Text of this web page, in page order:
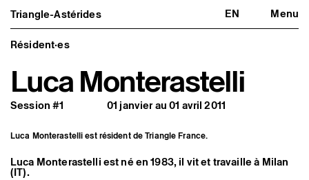
Triangle-Astérides EN Menu
Triangle-Astérides
Centre d’art contemporain
d’intérêt national
et résidence internationale d'artistes
Fermer
Présentation
À propos
Équipe et gouvernance
Formation professionnelle
Adhérer / nous soutenir
Informations pratiques
Résident·es
Luca Monterastelli
Session #1 01 janvier au 01 avril 2011
Luca Monterastelli est résident de Triangle France.
Luca Monterastelli est né en 1983, il vit et travaille à Milan
(IT).